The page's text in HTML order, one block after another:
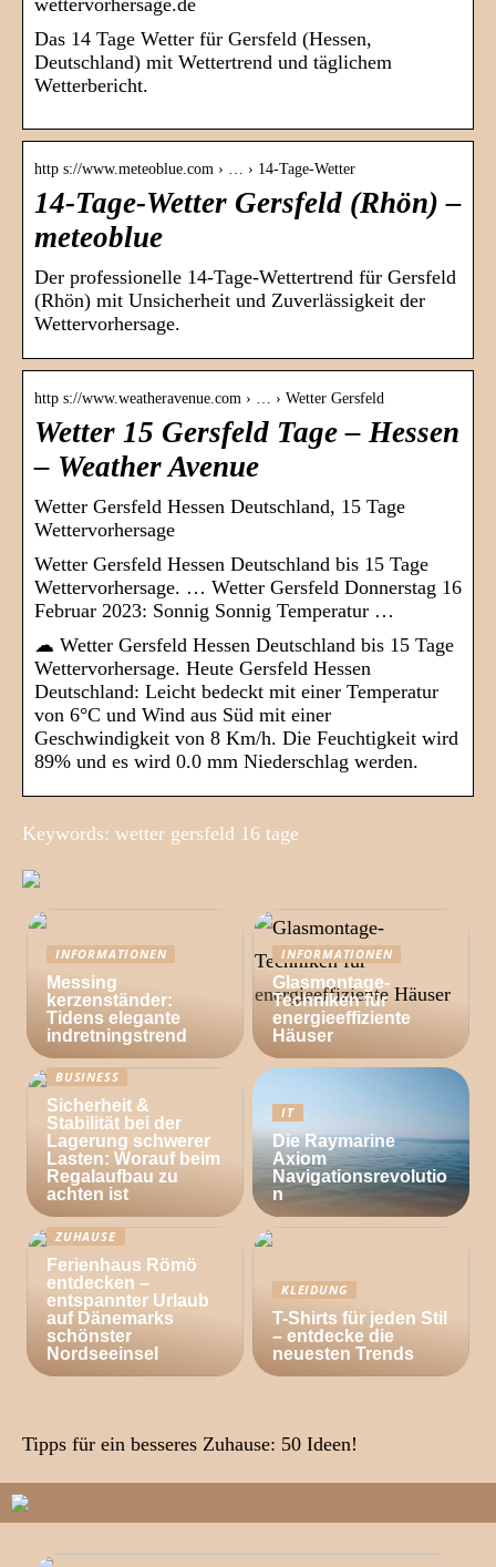
wettervorhersage.de
Das 14 Tage Wetter für Gersfeld (Hessen,
Deutschland) mit Wettertrend und täglichem
Wetterbericht.
http s://www.meteoblue.com › … › 14-Tage-Wetter
14-Tage-Wetter Gersfeld (Rhön) –
meteoblue
Der professionelle 14-Tage-Wettertrend für Gersfeld
(Rhön) mit Unsicherheit und Zuverlässigkeit der
Wettervorhersage.
http s://www.weatheravenue.com › … › Wetter Gersfeld
Wetter 15 Gersfeld Tage – Hessen
– Weather Avenue
Wetter Gersfeld Hessen Deutschland, 15 Tage
Wettervorhersage
Wetter Gersfeld Hessen Deutschland bis 15 Tage
Wettervorhersage. … Wetter Gersfeld Donnerstag 16
Februar 2023: Sonnig Sonnig Temperatur …
☁ Wetter Gersfeld Hessen Deutschland bis 15 Tage
Wettervorhersage. Heute Gersfeld Hessen
Deutschland: Leicht bedeckt mit einer Temperatur
von 6°C und Wind aus Süd mit einer
Geschwindigkeit von 8 Km/h. Die Feuchtigkeit wird
89% und es wird 0.0 mm Niederschlag werden.
Keywords: wetter gersfeld 16 tage
INFORMATIONEN
Messing
kerzenständer:
Tidens elegante
indretningstrend
INFORMATIONEN
Glasmontage-
Techniken für
energieeffiziente
Häuser
BUSINESS
Sicherheit &
Stabilität bei der
Lagerung schwerer
Lasten: Worauf beim
Regalaufbau zu
achten ist
IT
Die Raymarine
Axiom
Navigationsrevolutio
n
ZUHAUSE
Ferienhaus Römö
entdecken –
entspannter Urlaub
auf Dänemarks
schönster
Nordseeinsel
KLEIDUNG
T-Shirts für jeden Stil
– entdecke die
neuesten Trends
Tipps für ein besseres Zuhause: 50 Ideen!